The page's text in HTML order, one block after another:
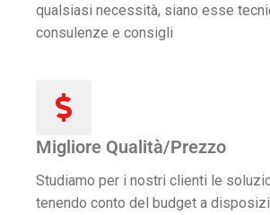
qualsiasi necessità, siano esse
consulenze e consigli
Migliore Qualità/Prezzo
Studiamo per i nostri clienti le
tenendo conto del budget a